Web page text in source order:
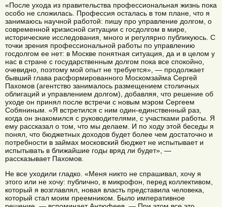
«После ухода из правительства профессиональная жизнь пока
особо не сложилась. Профессия осталась в том плане, что я
занимаюсь научной работой: пишу про управление долгом, о
современной кризисной ситуации с госдолгом в мире,
исторические исследования, много и регулярно публикуюсь. С
точки зрения профессиональной работы по управлению
госдолгом ее нет: в Москве понятная ситуация, да и в целом у
нас в стране с государственным долгом пока все спокойно,
очевидно, поэтому мой опыт не требуется», — продолжает
бывший глава расформированного Москомзайма Сергей
Пахомов (агентство занималось размещением столичных
облигаций и управлением долгом), добавляя, что решение об
уходе он принял после встречи с новым мэром Сергеем
Собяниным. «Я встретился с ним один-единственный раз,
когда он знакомился с руководителями, с участками работы. Я
ему рассказал о том, что мы делаем. И по ходу этой беседы я
понял, что бюджетных доходов будет более чем достаточно и
потребности в займах московский бюджет не испытывает и
испытывать в ближайшие годы вряд ли будет», —
рассказывает Пахомов.
Не все уходили гладко. «Меня никто не спрашивал, хочу я
этого или не хочу: публично, в микрофон, перед коллективом,
который я возглавлял, новая власть представила человека,
который стал моим преемником. Было императивное